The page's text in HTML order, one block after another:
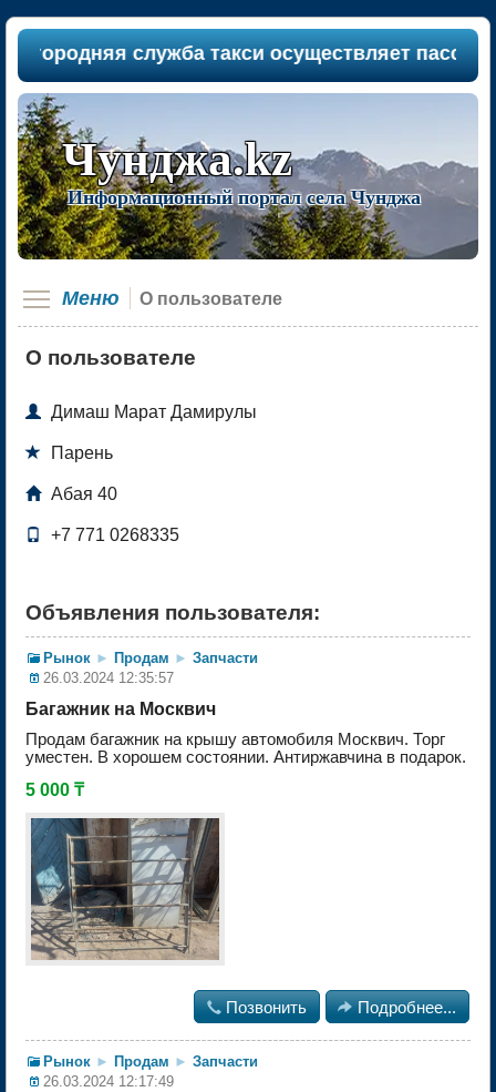
служба такси осуществляет
Чунджа.kz
Информационный портал села Чунджа
Меню О пользователе
О пользователе
 Димаш Марат Дамирулы
 Парень
 Абая 40
 +7 771 0268335
Объявления пользователя:
Рынок ► Продам ► Запчасти
26.03.2024 12:35:57
Багажник на Москвич
Продам багажник на крышу автомобиля Москвич. Торг
уместен. В хорошем состоянии. Антиржавчина в подарок.
5 000 ₸
 Позвонить  Подробнее...
Рынок ► Продам ► Запчасти
26.03.2024 12:17:49